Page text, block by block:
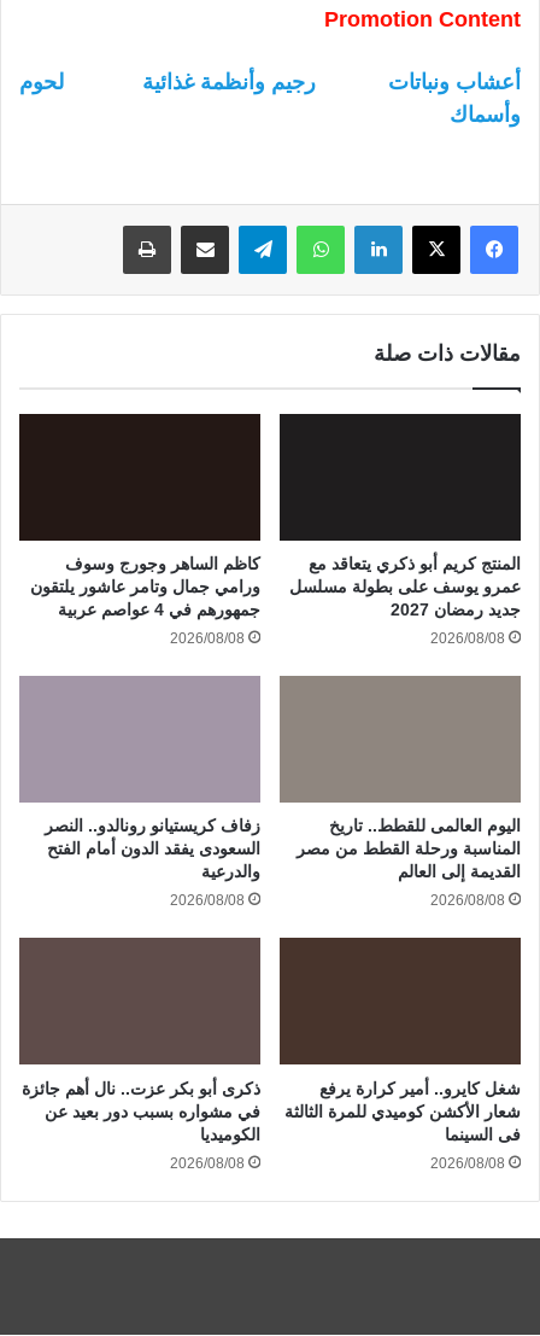
Promotion Content
أعشاب ونباتات رجيم وأنظمة غذائية
لحوم
وأسماك
لينكدإن واتساب
مقالات ذات صلة
المنتج كريم أبو ذكري يتعاقد مع
عمرو يوسف على بطولة مسلسل
جديد رمضان 2027
2026/08/08
كاظم الساهر وجورج وسوف
ورامي جمال وتامر عاشور يلتقون
جمهورهم في 4 عواصم عربية
2026/08/08
اليوم العالمى للقطط.. تاريخ
المناسبة ورحلة القطط من مصر
القديمة إلى العالم
2026/08/08
زفاف كريستيانو رونالدو.. النصر
السعودى يفقد الدون أمام الفتح
والدرعية
2026/08/08
شغل كايرو.. أمير كرارة يرفع
شعار الأكشن كوميدي للمرة الثالثة
فى السينما
2026/08/08
ذكرى أبو بكر عزت.. نال أهم جائزة
في مشواره بسبب دور بعيد عن
الكوميديا
2026/08/08